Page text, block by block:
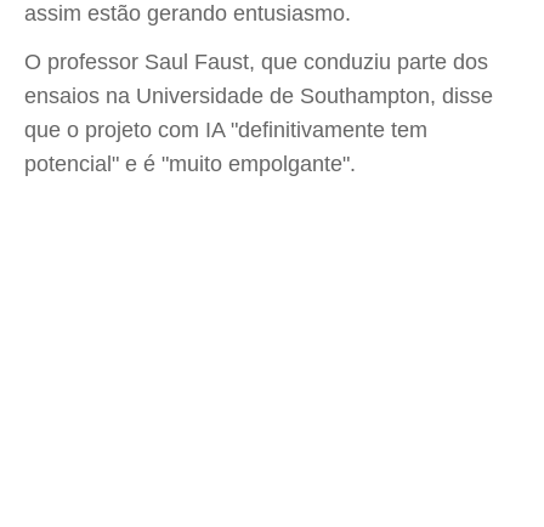
assim estão gerando entusiasmo.
O professor Saul Faust, que conduziu parte dos
ensaios na Universidade de Southampton, disse
que o projeto com IA "definitivamente tem
potencial" e é "muito empolgante".